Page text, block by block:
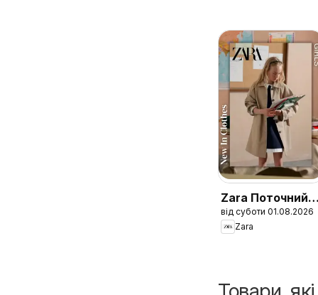
Zara Поточний
каталог Girls
від суботи 01.08.2026
Zara